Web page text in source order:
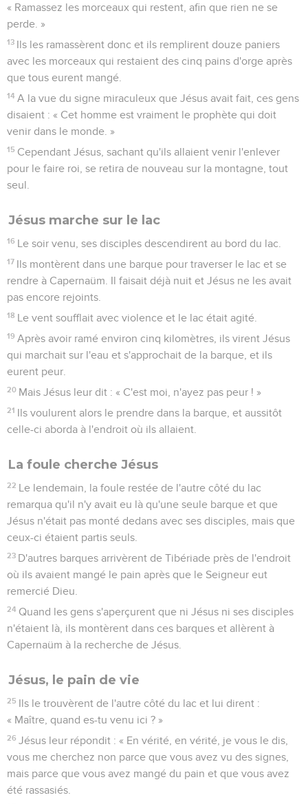
« Ramassez les morceaux qui restent, afin que rien ne se
perde. »
13 Ils les ramassèrent donc et ils remplirent douze paniers
avec les morceaux qui restaient des cinq pains d'orge après
que tous eurent mangé.
14 A la vue du signe miraculeux que Jésus avait fait, ces gens
disaient : « Cet homme est vraiment le prophète qui doit
venir dans le monde. »
15 Cependant Jésus, sachant qu'ils allaient venir l'enlever
pour le faire roi, se retira de nouveau sur la montagne, tout
seul.
Jésus marche sur le lac
16 Le soir venu, ses disciples descendirent au bord du lac.
17 Ils montèrent dans une barque pour traverser le lac et se
rendre à Capernaüm. Il faisait déjà nuit et Jésus ne les avait
pas encore rejoints.
18 Le vent soufflait avec violence et le lac était agité.
19 Après avoir ramé environ cinq kilomètres, ils virent Jésus
qui marchait sur l'eau et s'approchait de la barque, et ils
eurent peur.
20 Mais Jésus leur dit : « C'est moi, n'ayez pas peur ! »
21 Ils voulurent alors le prendre dans la barque, et aussitôt
celle-ci aborda à l'endroit où ils allaient.
La foule cherche Jésus
22 Le lendemain, la foule restée de l'autre côté du lac
remarqua qu'il n'y avait eu là qu'une seule barque et que
Jésus n'était pas monté dedans avec ses disciples, mais que
ceux-ci étaient partis seuls.
23 D'autres barques arrivèrent de Tibériade près de l'endroit
où ils avaient mangé le pain après que le Seigneur eut
remercié Dieu.
24 Quand les gens s'aperçurent que ni Jésus ni ses disciples
n'étaient là, ils montèrent dans ces barques et allèrent à
Capernaüm à la recherche de Jésus.
Jésus, le pain de vie
25 Ils le trouvèrent de l'autre côté du lac et lui dirent :
« Maître, quand es-tu venu ici ? »
26 Jésus leur répondit : « En vérité, en vérité, je vous le dis,
vous me cherchez non parce que vous avez vu des signes,
mais parce que vous avez mangé du pain et que vous avez
été rassasiés.